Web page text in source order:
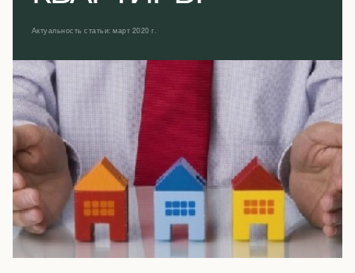
Актуальность статьи: март 2020 г.